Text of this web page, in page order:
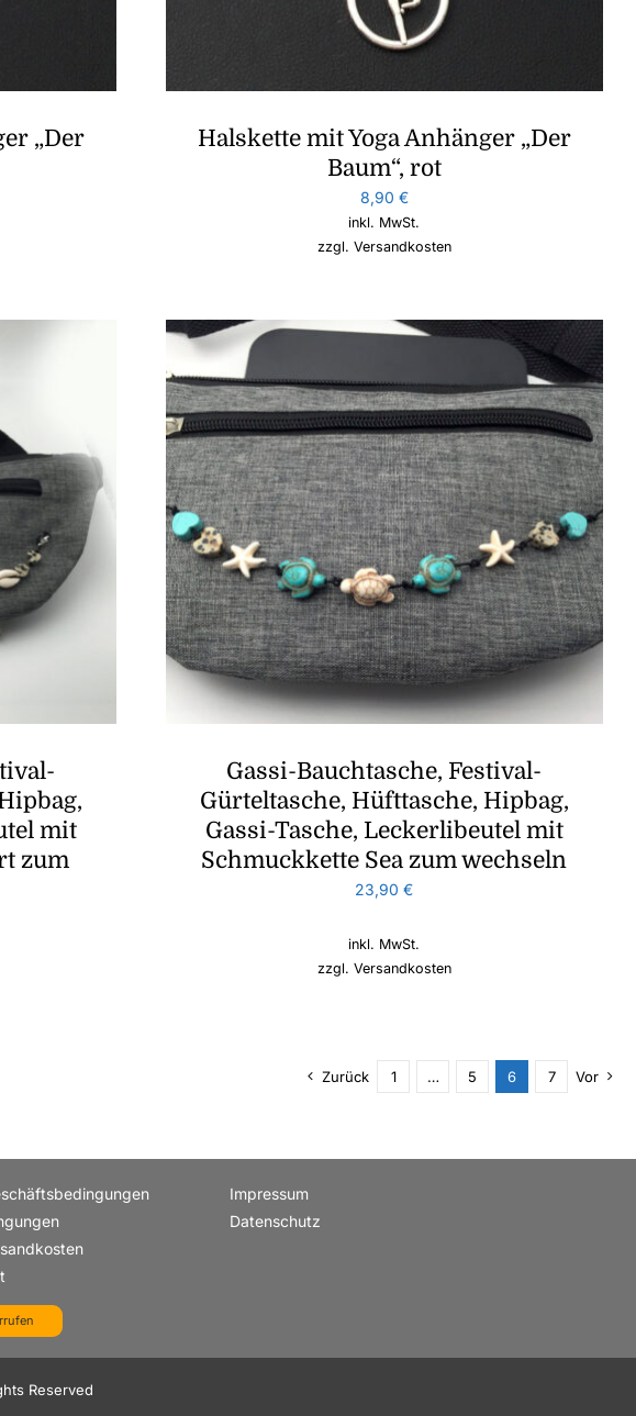
„Der
Halskette mit Yoga Anhänger „Der
Baum“, rot
8,90 €
inkl. MwSt.
zzgl. Versandkosten
mit
zum
Gassi-Bauchtasche, Festival-
Gürteltasche, Hüfttasche, Hipbag,
Gassi-Tasche, Leckerlibeutel mit
Schmuckkette Sea zum wechseln
23,90€
inkl. MwSt.
zzgl. Versandkosten
Zurück 1 … 5 6 7 Vor
Impressum
Datenschutz
Reserved